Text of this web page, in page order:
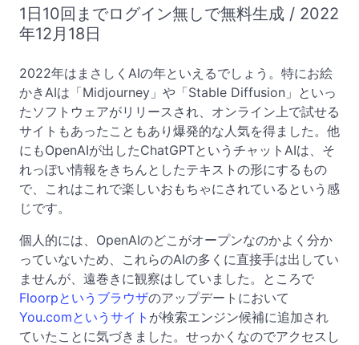
1日10回までログイン無しで無料生成 / 2022
年12月18日
2022年はまさしくAIの年といえるでしょう。特にお絵
かきAIは「Midjourney」や「Stable Diffusion」といっ
たソフトウェアがリリースされ、オンライン上で試せる
サイトもあったこともあり爆発的な人気を得ました。他
にもOpenAIが出したChatGPTというチャットAIは、そ
れっぽい情報をきちんとしたテキストの形にするもの
で、これはこれで楽しいおもちゃにされているという感
じです。
個人的には、OpenAIのどこがオープンなのかよく分か
っていないため、これらのAIの多くに直接手は出してい
ませんが、遠巻きに観察はしていました。ところで
Floorpというブラウザのアップデートにおいて
You.comというサイト が検索エンジン候補に追加され
ていたことに気づきました。せっかくなのでアクセスし